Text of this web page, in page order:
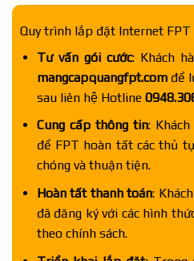
Quy trình lắp đặt Internet FPT
Tư vấn gói cước: Khách
mangcapquangfpt.comđể
sau liên hệ Hotline
Cung cấp thông tin: Khách
để FPT hoàn tất các thủ
chóng và thuận tiện.
Hoàn tất thanh toán:
đã đăng ký với các hình
theo chính sách.